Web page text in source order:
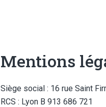
Mentions
Siège social : 16 rue Saint
RCS : Lyon B 913 686 721